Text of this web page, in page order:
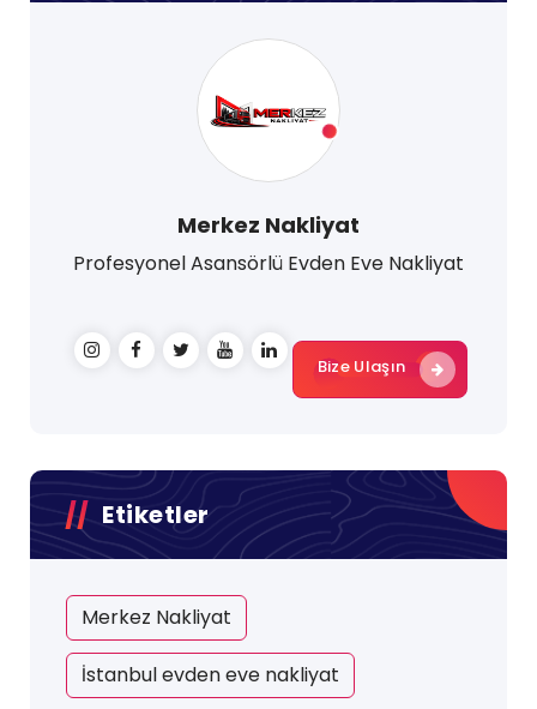
Merkez Nakliyat
Profesyonel Asansörlü Evden Eve Nakliyat
Bize Ulaşın
Etiketler
Merkez Nakliyat
İstanbul evden eve nakliyat